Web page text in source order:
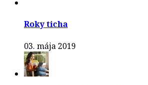
Roky ticha
03. mája 2019